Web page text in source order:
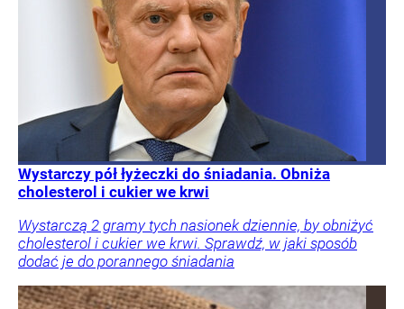
Wystarczy pół łyżeczki do śniadania. Obniża
cholesterol i cukier we krwi
Wystarczą 2 gramy tych nasionek dziennie, by obniżyć
cholesterol i cukier we krwi. Sprawdź, w jaki sposób
dodać je do porannego śniadania